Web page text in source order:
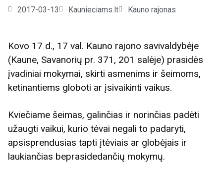
2017-03-13 Kaunieciams.lt Kauno rajonas
Kovo 17 d., 17 val. Kauno rajono savivaldybėje
(Kaune, Savanorių pr. 371, 201 salėje) prasidės
įvadiniai mokymai, skirti asmenims ir šeimoms,
ketinantiems globoti ar įsivaikinti vaikus.
Kviečiame šeimas, galinčias ir norinčias padėti
užaugti vaikui, kurio tėvai negali to padaryti,
apsisprendusias tapti įtėviais ar globėjais ir
laukiančias beprasidedančių mokymų.